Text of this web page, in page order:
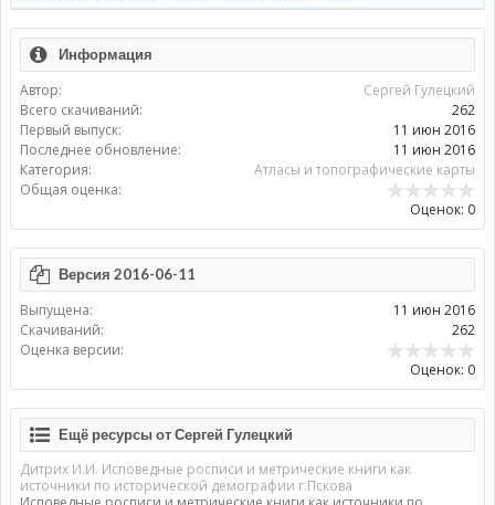
Информация
Автор:
Сергей Гулецкий
Всего скачиваний:
262
Первый выпуск:
11 июн 2016
Последнее обновление:
11 июн 2016
Категория:
Атласы и топографические карты
Общая оценка:
Оценок: 0
Версия 2016-06-11
Выпущена:
11 июн 2016
Скачиваний:
262
Оценка версии:
Оценок: 0
Ещё ресурсы от Сергей Гулецкий
Дитрих И.И. Исповедные росписи и метрические книги как
источники по исторической демографии г.Пскова